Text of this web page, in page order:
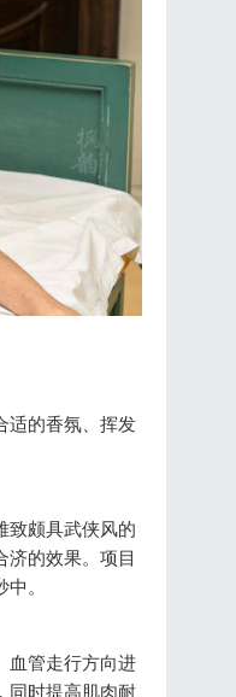
适的香氛、挥发
致颇具武侠风的
济的效果。项目
。
血管走行方向进
同时提高肌肉耐